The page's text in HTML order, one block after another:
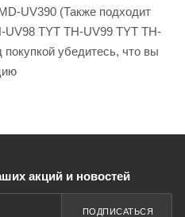
UV390 (Также подходит
TYT TH-UV99 TYT TH-
убедитесь, что вы
акций и новостей
ПОДПИСАТЬСЯ